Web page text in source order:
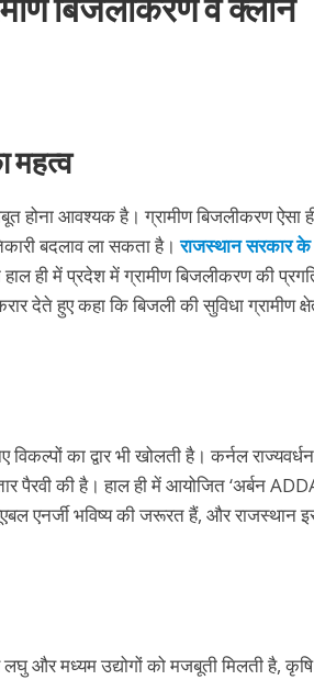
महत्व
होना आवश्यक है। ग्रामीण बिजलीकरण ऐसा
बदलाव ला सकता है।राजस्थान सरकार के
हाल ही में प्रदेश में ग्रामीण बिजलीकरण की
देते हुए कहा कि बिजली की सुविधा ग्रामीण
का द्वार भी खोलती है। कर्नल
पैरवी की है। हाल ही में आयोजित ‘अर्बन
एनर्जी भविष्य की जरूरत हैं, और राजस्थान
और मध्यम उद्योगों को मजबूती मिलती है, कृषि